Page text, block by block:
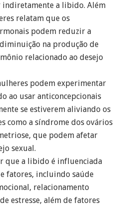
indiretamente a libido. Além
relatam que os
podem reduzir a
na produção de
relacionado ao desejo
podem experimentar
ao usar anticoncepcionais
se estiverem aliviando os
como a síndrome dos ovários
que podem afetar
sexual.
que a libido é influenciada
fatores, incluindo saúde
relacionamento
estresse, além de fatores